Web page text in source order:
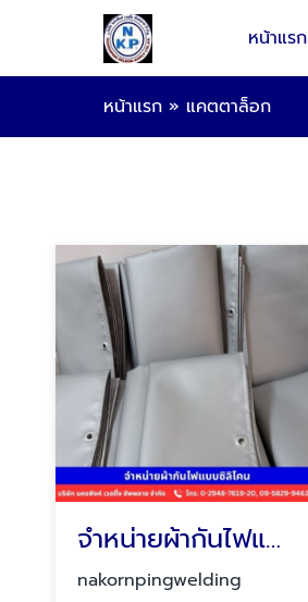
หน้าแรก
หน้าแรก » แคตตาล็อก
จำหน่ายผ้ากันไฟแบบซิลิโคน
nakornpingwelding